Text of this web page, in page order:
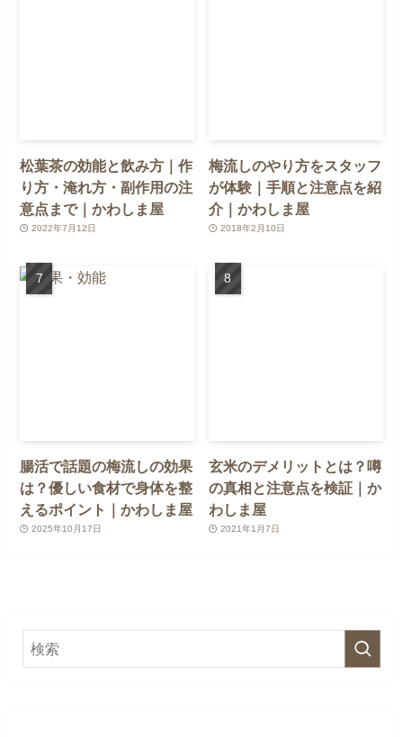
松葉茶の効能と飲み方｜作
り方・淹れ方・副作用の注
意点まで｜かわしま屋
2022年7月12日
梅流しのやり方をスタッフ
が体験｜手順と注意点を紹
介｜かわしま屋
2018年2月10日
腸活で話題の梅流しの効果
は？優しい食材で身体を整
えるポイント｜かわしま屋
2025年10月17日
玄米のデメリットとは？噂
の真相と注意点を検証｜か
わしま屋
2021年1月7日